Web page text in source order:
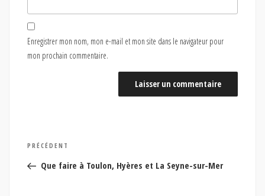
Enregistrer mon nom, mon e-mail et mon site dans le navigateur pour
mon prochain commentaire.
Navigation
de
Article
précédent
PRÉCÉDENT
Que faire à Toulon, Hyères et La Seyne-sur-Mer